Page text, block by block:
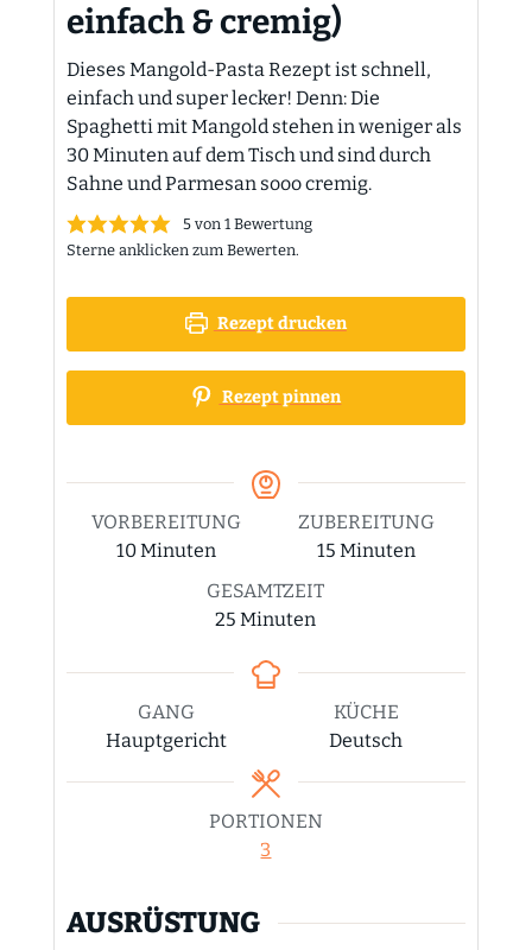
einfach & cremig)
Dieses Mangold-Pasta Rezept ist schnell,
einfach und super lecker! Denn: Die
Spaghetti mit Mangold stehen in weniger als
30 Minuten auf dem Tisch und sind durch
Sahne und Parmesan sooo cremig.
5von 1 Bewertung
Sterne anklicken zum Bewerten.
Rezept drucken
Rezept pinnen
VORBEREITUNG
10Minuten
Minuten
ZUBEREITUNG
15Minuten
Minuten
GESAMTZEIT
25 Minuten
Minuten
GANG
Hauptgericht
KÜCHE
Deutsch
PORTIONEN
3
AUSRÜSTUNG